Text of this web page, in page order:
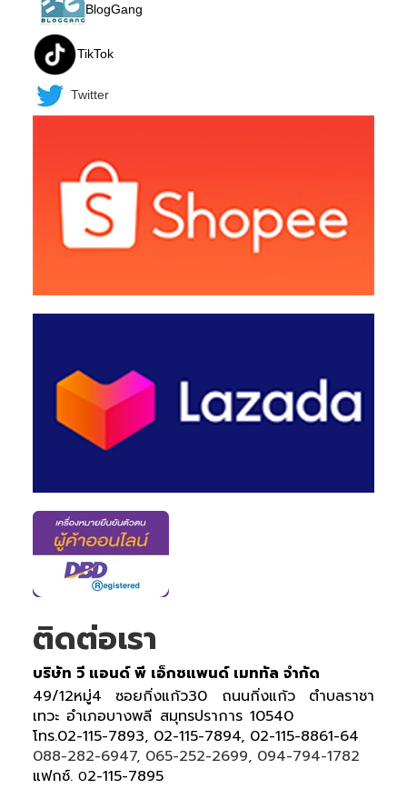
BlogGang
TikTok
Twitter
ติดต่อเรา
บริษัท วี แอนด์ พี เอ็กซแพนด์ เมททัล จำกัด
49/12หมู่4 ซอยกิ่งแก้ว30 ถนนกิ่งแก้ว ตำบลราชา
เทวะ อำเภอบางพลี สมุทรปราการ 10540
โทร.02-115-7893, 02-115-7894, 02-115-8861-64
088-282-6947, 065-252-2699, 094-794-1782
แฟกซ์. 02-115-7895